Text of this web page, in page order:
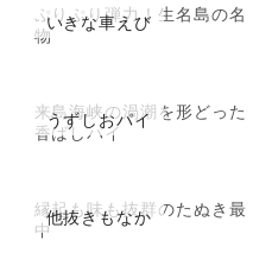
いきな車えび
ぷりぷり弾力！生名島の名
物
うずしおパイ
来島海峡の渦潮を形どった
香ばしパイ
他抜きもなか
縁起も味も抜群のたぬき最
中